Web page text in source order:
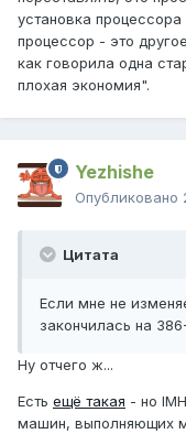
установка
процессор - это
как говорила одна
плохая экономия".
Yezhishe
Опубликовано
Цитата
Если мне не
закончилась на
Ну отчего ж...
Есть ещё такая - но
машин, выполняющих